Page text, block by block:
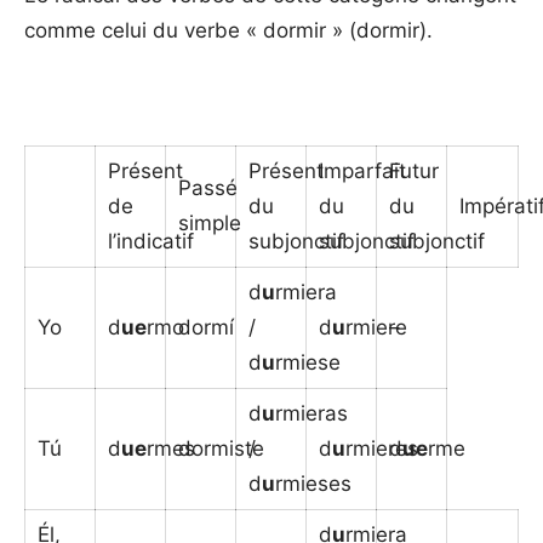
comme celui du verbe « dormir » (dormir).
Présent
de
l’indicatif
Passé
simple
Présent
du
subjonctif
Imparfait
du
subjonctif
Futur
du
subjonctif
Yo duermodormí
durmiera
/
durmiese
durmiere
–
Tú duermesdormiste
durmieras
/
durmieses
durmieres
duerme
Él,
durmiera